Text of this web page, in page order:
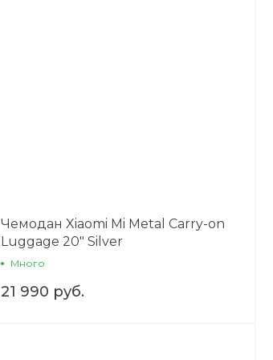
Чемодан Xiaomi Mi Metal Carry-on
Luggage 20" Silver
Много
21 990 руб.